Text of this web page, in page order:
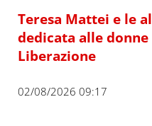
Teresa Mattei e le
dedicata alle donne
Liberazione
02/08/2026 09:17